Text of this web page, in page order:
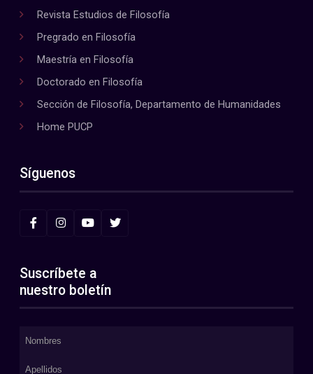
Revista Estudios de Filosofía
Pregrado en Filosofía
Maestría en Filosofía
Doctorado en Filosofía
Sección de Filosofía, Departamento de Humanidades
Home PUCP
Síguenos
Suscríbete a
nuestro boletín